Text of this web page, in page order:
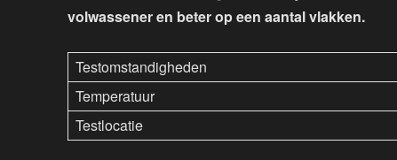
volwassener en beter op een aantal vlakken.
Testomstandigheden
Temperatuur
Testlocatie